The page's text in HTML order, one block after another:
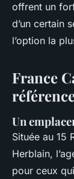
offrent un
d’un certain
l’option la
France
Un
Située au 15
Herblain,
pour ceux